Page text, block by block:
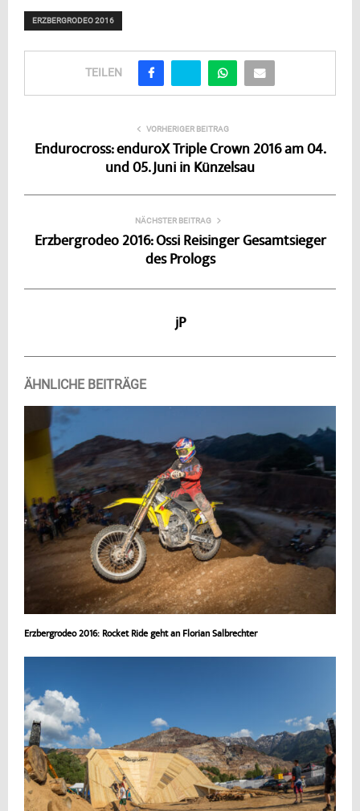
ERZBERGRODEO 2016
TEILEN
VORHERIGER BEITRAG
Endurocross: enduroX Triple Crown 2016 am 04.
und 05. Juni in Künzelsau
NÄCHSTER BEITRAG
Erzbergrodeo 2016: Ossi Reisinger Gesamtsieger
des Prologs
jP
ÄHNLICHE BEITRÄGE
Erzbergrodeo 2016: Rocket Ride geht an Florian Salbrechter